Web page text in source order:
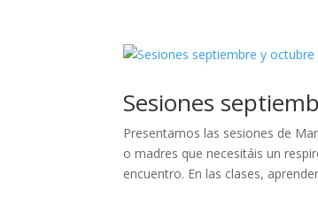
Sesiones
Presentamos las sesiones de
o madres que necesitáis un
encuentro. En las clases,